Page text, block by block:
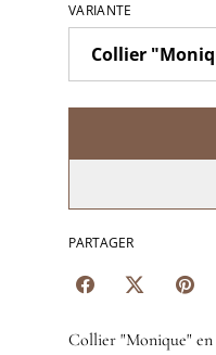
VARIANTE
PARTAGER
Collier "Monique"